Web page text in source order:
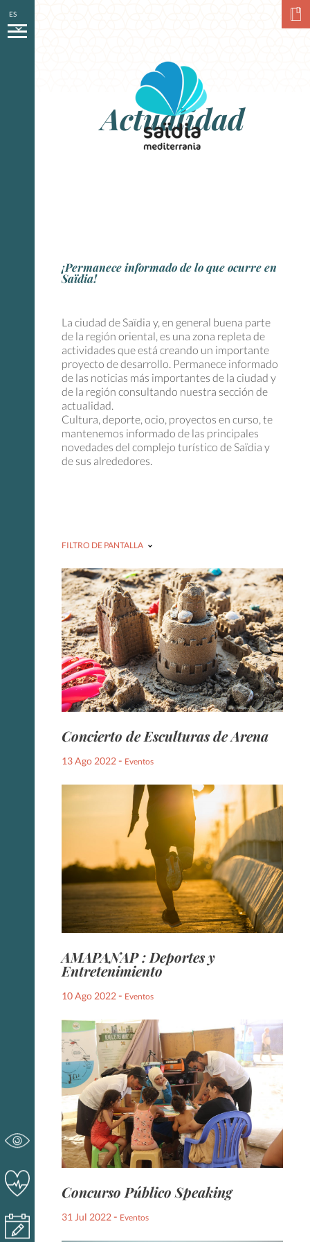
ES
Actualidad
¡Permanece informado de lo que ocurre en
Saïdia!
La ciudad de Saïdia y, en general buena parte
de la región oriental, es una zona repleta de
actividades que está creando un importante
proyecto de desarrollo. Permanece informado
de las noticias más importantes de la ciudad y
de la región consultando nuestra sección de
actualidad.
Cultura, deporte, ocio, proyectos en curso, te
mantenemos informado de las principales
novedades del complejo turístico de Saïdia y
de sus alrededores.
FILTRO DE PANTALLA
Concierto de Esculturas de Arena
13 Ago 2022- Eventos
AMAPANAP : Deportes y
Entretenimiento
10 Ago 2022- Eventos
Concurso Público Speaking
31 Jul 2022- Eventos